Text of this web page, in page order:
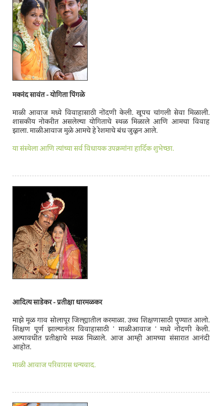
मकरंद सावंत - योगिता पिंगळे
माळी आवाज मध्ये विवाहासाठी नोंदणी केली. खूपच चांगली सेवा मिळाली.
शासकीय नोकरीत असलेल्या योगिताचे स्थळ मिळाले आणि आमचा विवाह
झाला. माळीआवाज मुळे आमचे हे रेशमाचे बंध जुळून आले.
या संस्थेला आणि त्यांच्या सर्व विधायक उपक्रमांना हार्दिक शुभेच्छा.
आदित्य साडेकर - प्रतीक्षा धारमळकर
माझे मूळ गाव सोलापूर जिल्ह्यातील करमाळा. उच्च शिक्षणासाठी पुण्यात आलो.
शिक्षण पूर्ण झाल्यानंतर विवाहासाठी ' माळीआवाज ' मध्ये नोंदणी केली.
अल्पावधीत प्रतीक्षाचे स्थळ मिळाले. आज आम्ही आमच्या संसारात आनंदी
आहोत.
माळी आवाज परिवारास धन्यवाद.